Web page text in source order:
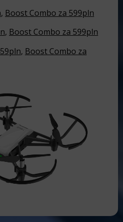
, Boost Combo za 599pln
, Boost Combo za 599pln
, Boost Combo za